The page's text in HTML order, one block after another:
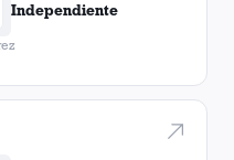
Independiente